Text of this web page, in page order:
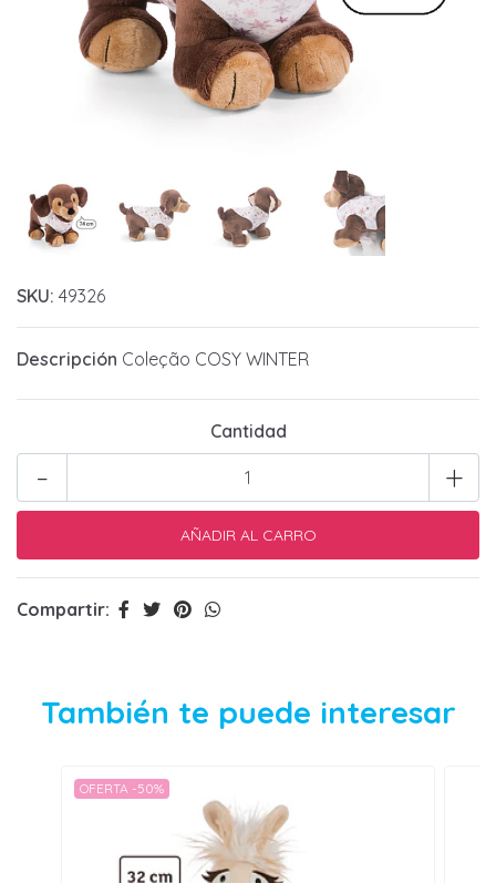
SKU: 49326
Descripción Coleção COSY WINTER
Cantidad
+
-
Compartir:
También te puede interesar
OFERTA -50%